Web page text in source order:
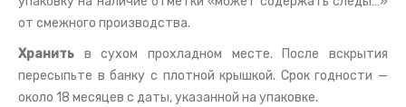
от смежного производства.
Хранить в сухом прохладном месте. После вскрытия
пересыпьте в банку с плотной крышкой. Срок годности —
около 18 месяцев с даты, указанной на упаковке.